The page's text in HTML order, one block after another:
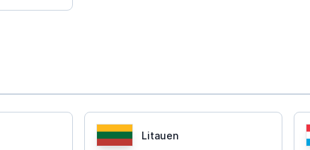
Litauen